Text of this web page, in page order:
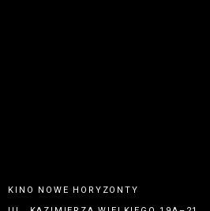
KINO NOWE HORYZONTY